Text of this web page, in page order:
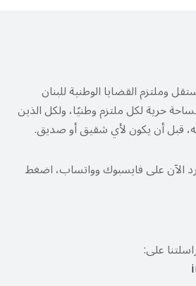
وملتزم القضايا الوطنية للبنان
حرية لكل ملتزم وطنيًا، ولكل الذين
قبل أن يكون لأي شقيق أو صديق.
الآن على فايسبوك وواتساب، اضغط
على: